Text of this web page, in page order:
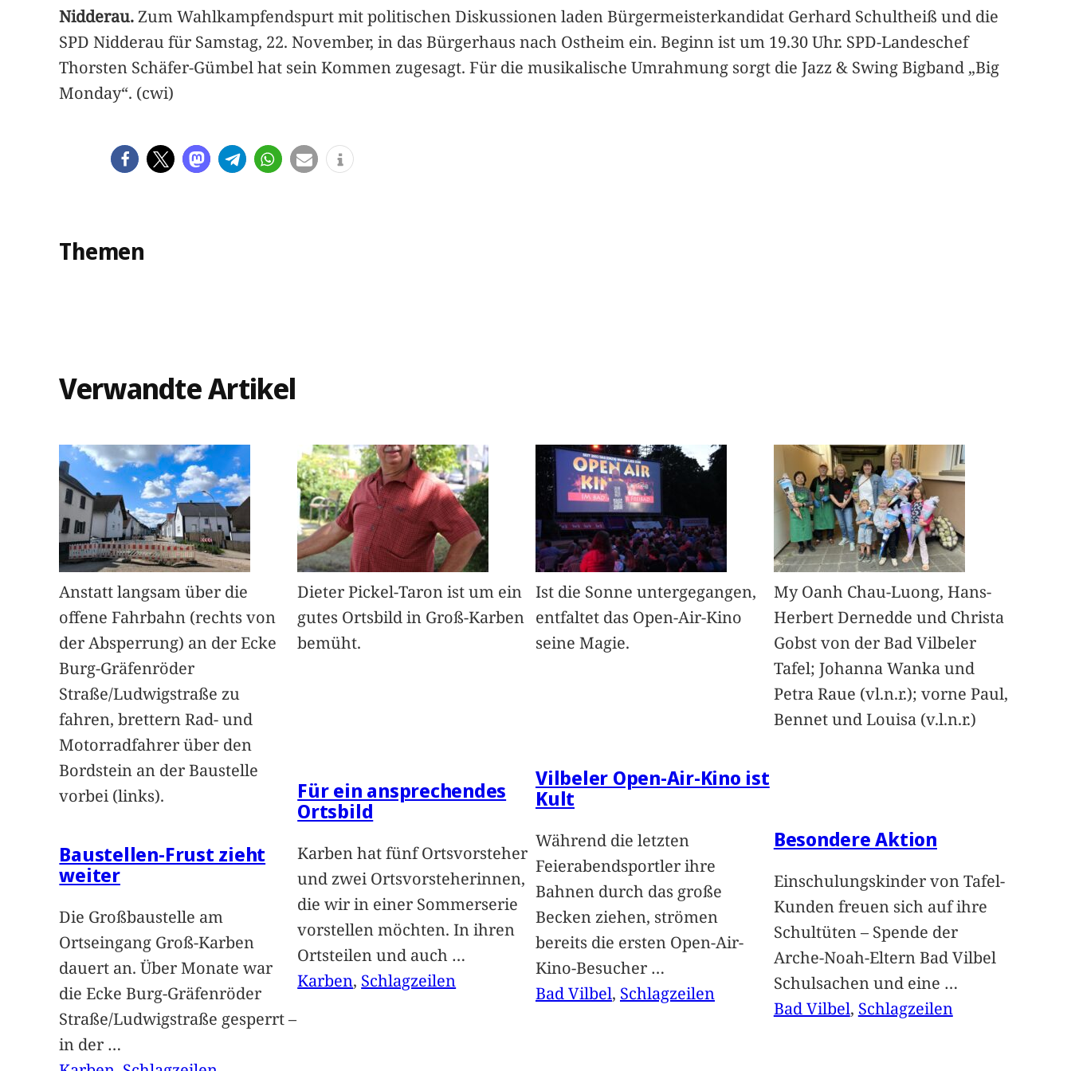
Nidderau.Zum Wahlkampfendspurt mit politischen Diskussionen laden Bürgermeisterkandidat Gerhard Schultheiß und die
SPD Nidderau für Samstag, 22. November, in das Bürgerhaus nach Ostheim ein. Beginn ist um 19.30 Uhr. SPD-Landeschef
Thorsten Schäfer-Gümbel hat sein Kommen zugesagt. Für die musikalische Umrahmung sorgt die Jazz & Swing Bigband „Big
Monday“. (cwi)
Themen
Verwandte Artikel
Anstatt langsam über die
offene Fahrbahn (rechts von
der Absperrung) an der Ecke
Burg-Gräfenröder
Straße/Ludwigstraße zu
fahren, brettern Rad- und
Motorradfahrer über den
Bordstein an der Baustelle
vorbei (links).
Baustellen-Frust zieht
weiter
Die Großbaustelle am
Ortseingang Groß-Karben
dauert an. Über Monate war
die Ecke Burg-Gräfenröder
Straße/Ludwigstraße gesperrt –
in der …
Dieter Pickel-Taron ist um ein
gutes Ortsbild in Groß-Karben
bemüht.
Für ein ansprechendes
Ortsbild
Karben hat fünf Ortsvorsteher
und zwei Ortsvorsteherinnen,
die wir in einer Sommerserie
vorstellen möchten. In ihren
Ortsteilen und auch …
Karben, Schlagzeilen
Ist die Sonne untergegangen,
entfaltet das Open-Air-Kino
seine Magie.
Vilbeler Open-Air-Kino ist
Kult
Während die letzten
Feierabendsportler ihre
Bahnen durch das große
Becken ziehen, strömen
bereits die ersten Open-Air-
Kino-Besucher …
Bad Vilbel, Schlagzeilen
My Oanh Chau-Luong, Hans-
Herbert Dernedde und Christa
Gobst von der Bad Vilbeler
Tafel; Johanna Wanka und
Petra Raue (vl.n.r.); vorne Paul,
Bennet und Louisa (v.l.n.r.)
Besondere Aktion
Einschulungskinder von Tafel-
Kunden freuen sich auf ihre
Schultüten – Spende der
Arche-Noah-Eltern Bad Vilbel
Schulsachen und eine …
Bad Vilbel, Schlagzeilen